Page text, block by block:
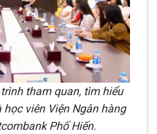
tham quan, tìm hiểu
viên Viện Ngân hàng
Phố Hiến.